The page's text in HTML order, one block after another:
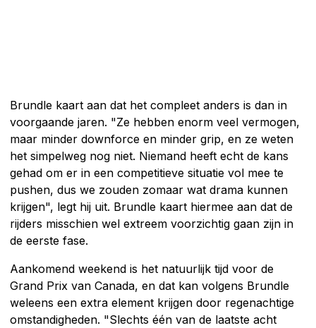
Brundle kaart aan dat het compleet anders is dan in
voorgaande jaren. "Ze hebben enorm veel vermogen,
maar minder downforce en minder grip, en ze weten
het simpelweg nog niet. Niemand heeft echt de kans
gehad om er in een competitieve situatie vol mee te
pushen, dus we zouden zomaar wat drama kunnen
krijgen", legt hij uit. Brundle kaart hiermee aan dat de
rijders misschien wel extreem voorzichtig gaan zijn in
de eerste fase.
Aankomend weekend is het natuurlijk tijd voor de
Grand Prix van Canada, en dat kan volgens Brundle
weleens een extra element krijgen door regenachtige
omstandigheden. "Slechts één van de laatste acht